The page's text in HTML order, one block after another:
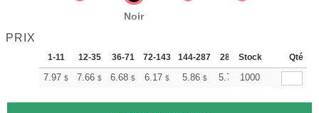
Noir
PRIX
1-11 12-35 36-71 72-143 144-287 288 + Plus
Stock Qté
7.97 $ 7.66 $ 6.68 $ 6.17 $ 5.86 $ 5.76 $ +
1000